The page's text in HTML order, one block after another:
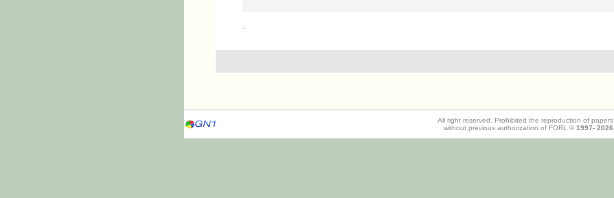
All right reserved. Prohibited the reproduction of papers
without previous authorization of FORL © 1997- 2026